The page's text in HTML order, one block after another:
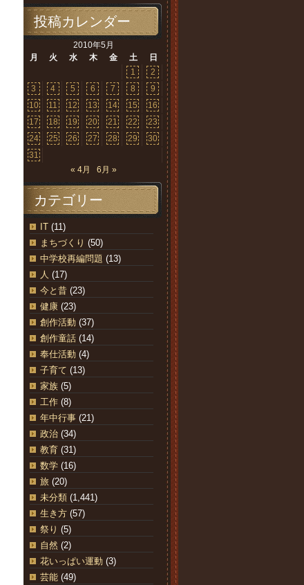
投稿カレンダー
2010年5月
月
火 水 木 金 土
日
1
2
3
4 5 6 7 8
9
10
11 12 13 14 15
16
17
18 19 20 21 22
23
24
25 26 27 28 29
30
31
« 4月
6月 »
カテゴリー
IT (11)
まちづくり (50)
中学校再編問題 (13)
人 (17)
今と昔 (23)
健康 (23)
創作活動 (37)
創作童話 (14)
奉仕活動 (4)
子育て (13)
家族 (5)
工作 (8)
年中行事 (21)
政治 (34)
教育 (31)
数学 (16)
旅 (20)
未分類 (1,441)
生き方 (57)
祭り (5)
自然 (2)
花いっぱい運動 (3)
芸能 (49)